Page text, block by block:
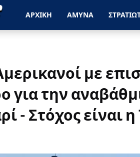
ΑΡΧΙΚΗ ΑΜΥΝΑ
με
για την
- Στόχος είναι η